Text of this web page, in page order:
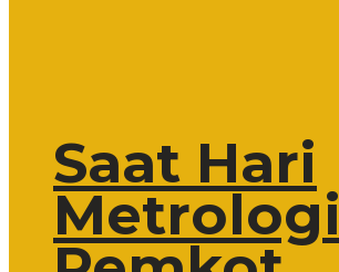
Saat Hari
Metrologi